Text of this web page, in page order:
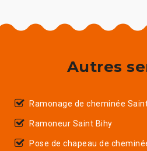
Autres
Ramonage de cheminée
Ramoneur Saint Bihy
Pose de chapeau de